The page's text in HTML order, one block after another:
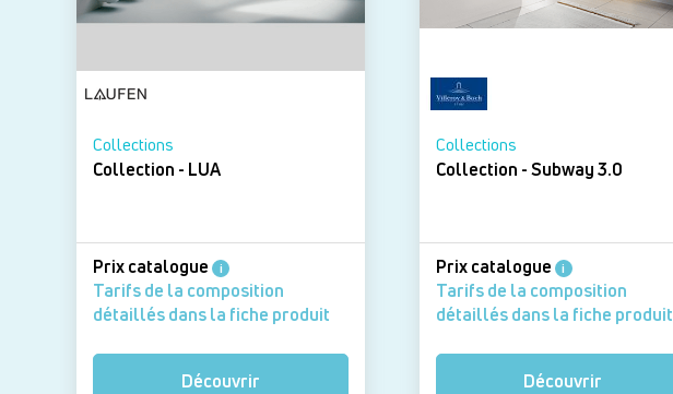
Collections
Collection - LUA
Prix catalogue i
Tarifs de la composition
détaillés dans la fiche produit
Découvrir
Collections
Collection - Subway 3.0
Prix catalogue i
Tarifs de la composition
détaillés dans la fiche produit
Découvrir